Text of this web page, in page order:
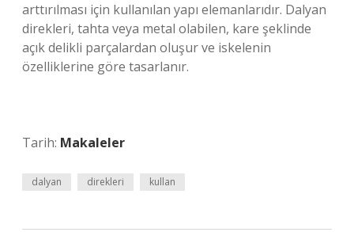
arttırılması için kullanılan yapı elemanlarıdır. Dalyan
direkleri, tahta veya metal olabilen, kare şeklinde
açık delikli parçalardan oluşur ve iskelenin
özelliklerine göre tasarlanır.
Tarih: Makaleler
dalyan direkleri kullan